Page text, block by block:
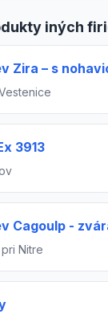
iných
Zira – s
3913
Cagoulp -
Nitre